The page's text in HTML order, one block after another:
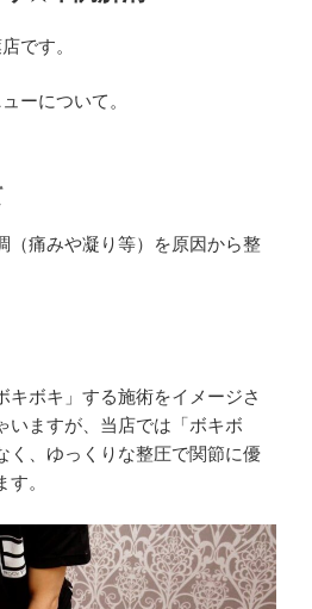
です。
ーについて。
（痛みや凝り等）を原因から整
キボキ」する施術をイメージさ
いますが、当店では「ボキボ
く、ゆっくりな整圧で関節に優
。